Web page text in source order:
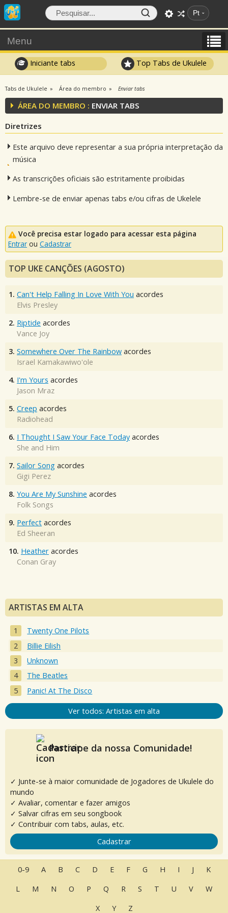
Pt
Menu
Iniciante tabs Top Tabs de Ukulele
Tabs de Ukulele Área do membro Enviar tabs
ÁREA DO MEMBRO : ENVIAR TABS
Diretrizes
Este arquivo deve representar a sua própria interpretação da
música
As transcrições oficiais são estritamente proibidas
Lembre-se de enviar apenas tabs e/ou cifras de Ukelele
Você precisa estar logado para acessar esta página
Entrar ou Cadastrar
TOP UKE CANÇÕES (AGOSTO)
1. Can't Help Falling In Love With You acordes
Elvis Presley
2. Riptide acordes
Vance Joy
3. Somewhere Over The Rainbow acordes
Israel Kamakawiwo'ole
4. I'm Yours acordes
Jason Mraz
5. Creep acordes
Radiohead
6. I Thought I Saw Your Face Today acordes
She and Him
7. Sailor Song acordes
Gigi Perez
8. You Are My Sunshine acordes
Folk Songs
9. Perfect acordes
Ed Sheeran
10. Heather acordes
Conan Gray
ARTISTAS EM ALTA
Twenty One Pilots
Billie Eilish
Unknown
The Beatles
Panic! At The Disco
Ver todos: Artistas em alta
Participe da nossa Comunidade!
✓ Junte-se à maior comunidade de Jogadores de Ukulele do
mundo
✓ Avaliar, comentar e fazer amigos
✓ Salvar cifras em seu songbook
✓ Contribuir com tabs, aulas, etc.
Cadastrar
0-9 A B C D E F G H I J
K
L
M N O P Q R S T U V
W
X
Y Z